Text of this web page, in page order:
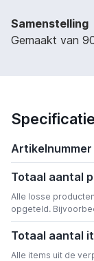
Samenstelling
Gemaakt van
Artikelnummer
Totaal aantal
Alle losse
opgeteld.
Totaal aantal
Alle items uit de